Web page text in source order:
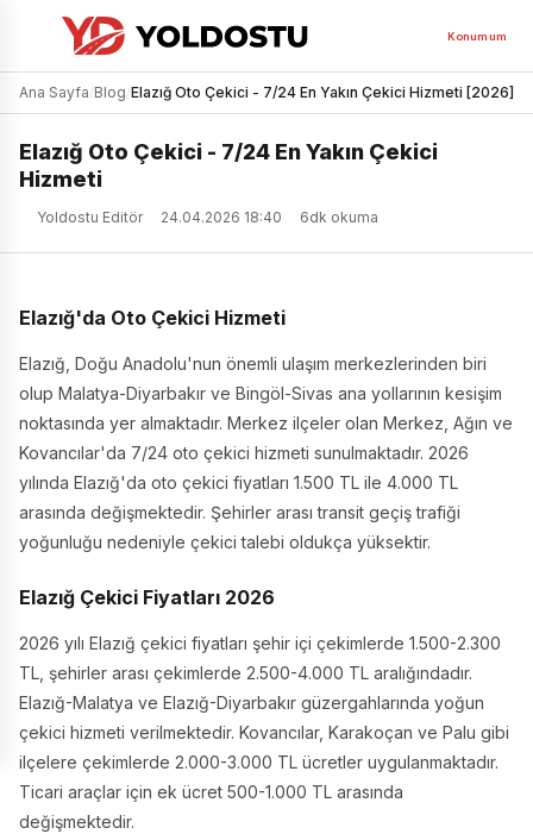
Konumum
Ana Sayfa/Blog/Elazığ Oto Çekici - 7/24 En Yakın Çekici Hizmeti [2026]
Elazığ Oto Çekici - 7/24 En Yakın Çekici
Hizmeti
Yoldostu Editör 24.04.2026 18:40 6dk okuma
Elazığ'da Oto Çekici Hizmeti
Elazığ, Doğu Anadolu'nun önemli ulaşım merkezlerinden biri
olup Malatya-Diyarbakır ve Bingöl-Sivas ana yollarının kesişim
noktasında yer almaktadır. Merkez ilçeler olan Merkez, Ağın ve
Kovancılar'da 7/24 oto çekici hizmeti sunulmaktadır. 2026
yılında Elazığ'da oto çekici fiyatları 1.500 TL ile 4.000 TL
arasında değişmektedir. Şehirler arası transit geçiş trafiği
yoğunluğu nedeniyle çekici talebi oldukça yüksektir.
Elazığ Çekici Fiyatları 2026
2026 yılı Elazığ çekici fiyatları şehir içi çekimlerde 1.500-2.300
TL, şehirler arası çekimlerde 2.500-4.000 TL aralığındadır.
Elazığ-Malatya ve Elazığ-Diyarbakır güzergahlarında yoğun
çekici hizmeti verilmektedir. Kovancılar, Karakoçan ve Palu gibi
ilçelere çekimlerde 2.000-3.000 TL ücretler uygulanmaktadır.
Ticari araçlar için ek ücret 500-1.000 TL arasında
değişmektedir.